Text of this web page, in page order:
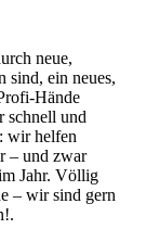
neue,
sind, ein neues,
Hände
schnell und
wir helfen
– und zwar
Jahr. Völlig
– wir sind gern